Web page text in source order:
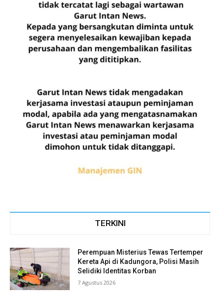
TERKINI
Perempuan Misterius Tewas Tertemper
Kereta Api di Kadungora, Polisi Masih
Selidiki Identitas Korban
7 Agustus 2026